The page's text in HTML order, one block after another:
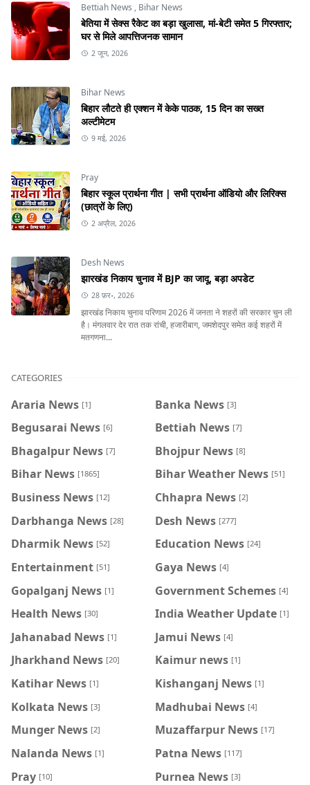
Bettiah News , Bihar News
बेतिया में सेक्स रैकेट का बड़ा खुलासा, मां-बेटी समेत 5 गिरफ्तार;
घर से मिले आपत्तिजनक सामान
2 जून, 2026
Bihar News
बिहार लौटते ही एक्शन में केके पाठक, 15 दिन का सख्त
अल्टीमेटम
9 मई, 2026
Pray
बिहार स्कूल प्रार्थना गीत | सभी प्रार्थना ऑडियो और लिरिक्स
(छात्रों के लिए)
2 अप्रैल, 2026
Desh News
झारखंड निकाय चुनाव में BJP का जादू, बड़ा अपडेट
28 फ़र॰, 2026
झारखंड निकाय चुनाव परिणाम 2026 में जनता ने शहरों की सरकार चुन ली
है। मंगलवार देर रात तक रांची, हजारीबाग, जमशेदपुर समेत कई शहरों में
मतगणना...
CATEGORIES
Araria News [1] Banka News [3]
Begusarai News [6] Bettiah News [7]
Bhagalpur News [7] Bhojpur News [8]
Bihar News [1865] Bihar Weather News [51]
Business News [12] Chhapra News [2]
Darbhanga News [28] Desh News [277]
Dharmik News [52] Education News [24]
Entertainment [51] Gaya News [4]
Gopalganj News [1] Government Schemes [4]
Health News [30] India Weather Update [1]
Jahanabad News [1] Jamui News [4]
Jharkhand News [20] Kaimur news [1]
Katihar News [1] Kishanganj News [1]
Kolkata News [3] Madhubai News [4]
Munger News [2] Muzaffarpur News [17]
Nalanda News [1] Patna News [117]
Pray [10] Purnea News [3]